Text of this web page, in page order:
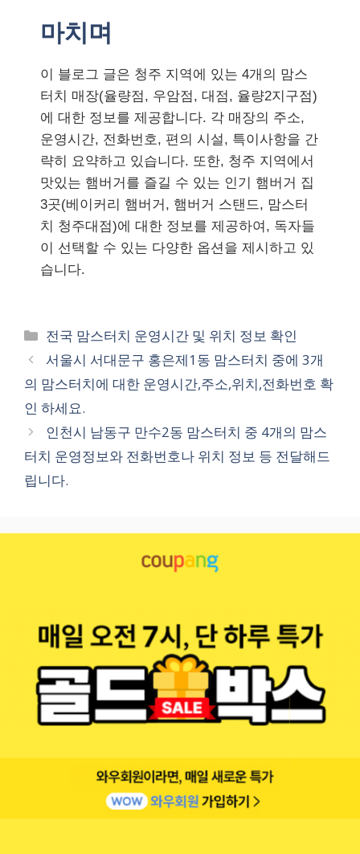
마치며
이 블로그 글은 청주 지역에 있는 4개의 맘스
터치 매장(율량점, 우암점, 대점, 율량2지구점)
에 대한 정보를 제공합니다. 각 매장의 주소,
운영시간, 전화번호, 편의 시설, 특이사항을 간
략히 요약하고 있습니다. 또한, 청주 지역에서
맛있는 햄버거를 즐길 수 있는 인기 햄버거 집
3곳(베이커리 햄버거, 햄버거 스탠드, 맘스터
치 청주대점)에 대한 정보를 제공하여, 독자들
이 선택할 수 있는 다양한 옵션을 제시하고 있
습니다.
카
테
고
리
전국 맘스터치 운영시간 및 위치 정보 확인
서울시 서대문구 홍은제1동 맘스터치 중에 3개
의 맘스터치에 대한 운영시간,주소,위치,전화번호 확
인 하세요.
인천시 남동구 만수2동 맘스터치 중 4개의 맘스
터치 운영정보와 전화번호나 위치 정보 등 전달해드
립니다.